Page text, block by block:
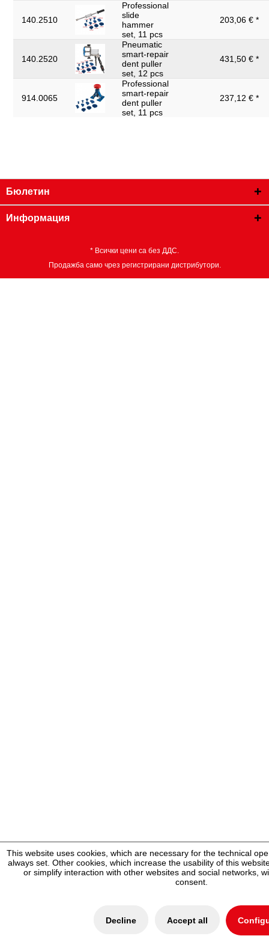
140.2510
Professional
slide
hammer
set, 11 pcs
203,06 € *
140.2520
Pneumatic
smart-repair
dent puller
set, 12 pcs
431,50 € *
914.0065
Professional
smart-repair
dent puller
set, 11 pcs
237,12 € *
Бюлетин
Информация
* Всички цени са без ДДС.
Продажба само чрез регистрирани дистрибутори.
This website uses cookies, which are necessary for the technical
always set. Other cookies, which increase the usability of this
or simplify interaction with other websites and social networks,
consent.
Decline Accept all